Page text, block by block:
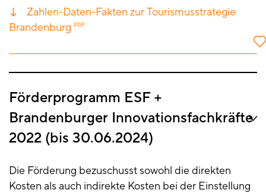
Zahlen-Daten-Fakten zur Tourismusstrategie
Brandenburg PDF
Förderprogramm ESF +
Brandenburger Innovationsfachkräfte
2022 (bis 30.06.2024)
Die Förderung bezuschusst sowohl die direkten
Kosten als auch indirekte Kosten bei der Einstellung